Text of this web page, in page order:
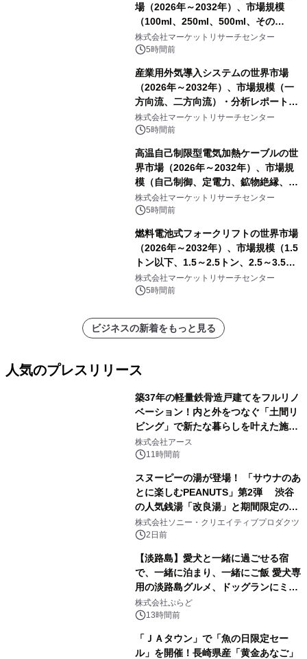
場（2026年～2032年）、市場規模
（100ml、250ml、500ml、その
他）・分析レポートを発表
株式会社マーケットリサーチセンター
5時間前
産業用外気導入システムの世界市場
（2026年～2032年）、市場規模（一
方向流、二方向流）・分析レポートを
発表
株式会社マーケットリサーチセンター
5時間前
高温自己制限型電気加熱ケーブルの世
界市場（2026年～2032年）、市場規
模（自己制御、定電力、鉱物絶縁、表
皮効果）・分析レポートを発表
株式会社マーケットリサーチセンター
5時間前
燃料電池式フォークリフトの世界市場
（2026年～2032年）、市場規模（1.5
トン以下、1.5～2.5トン、2.5～3.5ト
ン、3.5～5.0トン、その他）・分析レ
ポートを発表
株式会社マーケットリサーチセンター
5時間前
ビジネスの新着をもっと見る
人気のプレスリリース
築37年の軽量鉄骨造戸建てをフルリノ
ベーション！内と外をつなぐ「土間リ
ビング」で新たな暮らしを叶えた施工
事例を株式会社アースが公開
株式会社アース
11時間前
スヌーピーの湯が登場！ 「サウナのあ
とに楽しむPEANUTS」第2弾 渋谷
の人気銭湯「改良湯」と期間限定のコ
ラボレーション サウナイキタイコラ
ボグッズも発売決定！
株式会社ソニー・クリエイティブプロダクツ
2日前
【淡路島】愛犬と一緒に過ごせる宿
で、一緒に泊まり、一緒にご飯 愛犬専
用の淡路島グルメ、ドッグランにミニ
プール グランピングとトレーラーハウ
スの2施設で
株式会社ぷらど
13時間前
「ＪＡタウン」で「魚の日限定セー
ル」を開催！長崎県産「黄金あなご」